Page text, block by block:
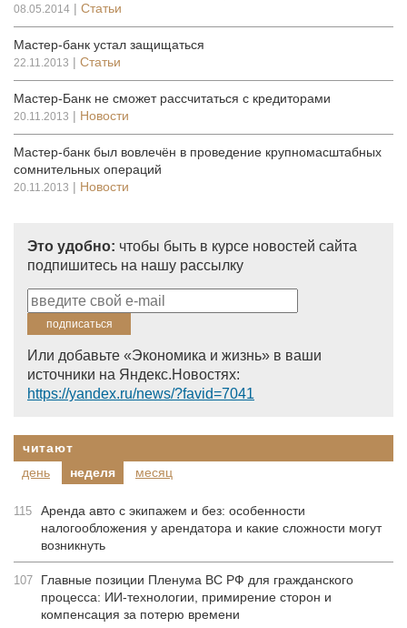
08.05.2014 | Статьи
Мастер-банк устал защищаться
22.11.2013 | Статьи
Мастер-Банк не сможет рассчитаться с кредиторами
20.11.2013 | Новости
Мастер-банк был вовлечён в проведение крупномасштабных
сомнительных операций
20.11.2013 | Новости
Это удобно: чтобы быть в курсе новостей сайта
подпишитесь на нашу рассылку
Или добавьте «Экономика и жизнь» в ваши
источники на Яндекс.Новостях:
https://yandex.ru/news/?favid=7041
читают
день
неделя месяц
115
Аренда авто с экипажем и без: особенности
налогообложения у арендатора и какие сложности могут
возникнуть
107
Главные позиции Пленума ВС РФ для гражданского
процесса: ИИ-технологии, примирение сторон и
компенсация за потерю времени